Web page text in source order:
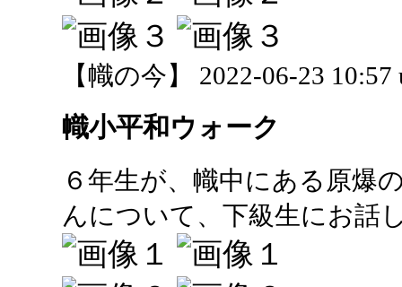
【幟の今】 2022-06-23 10:57
幟小平和ウォーク
６年生が、幟中にある原爆
んについて、下級生にお話